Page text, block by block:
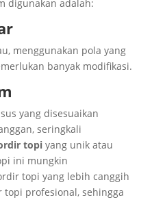
digunakan adalah:
menggunakan pola yang
banyak modifikasi.
yang disesuaikan
seringkali
topiyang unik atau
ini mungkin
topi yang lebih canggih
profesional, sehingga